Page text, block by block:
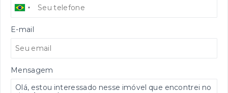
E-mail
Mensagem